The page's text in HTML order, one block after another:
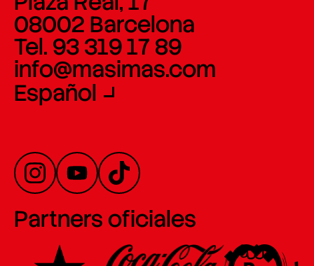
08002 Barcelona
Tel. 93 319 17 89
info@masimas.com
Español
Partners oficiales